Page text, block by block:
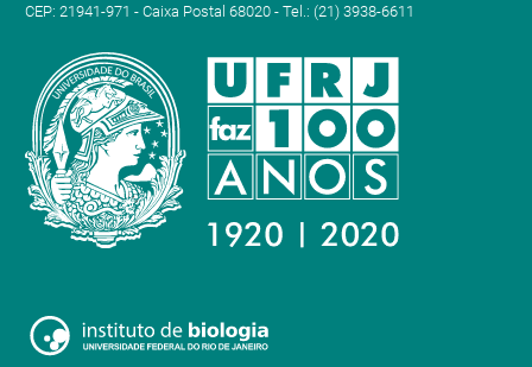
CEP: 21941-971 - Caixa Postal 68020 - Tel.: (21) 3938-6611